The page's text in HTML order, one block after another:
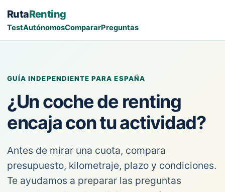
RutaRenting
TestAutónomosCompararPreguntas
GUÍA INDEPENDIENTE PARA ESPAÑA
¿Un coche de renting
encaja con tu actividad?
Antes de mirar una cuota, compara
presupuesto, kilometraje, plazo y condiciones.
Te ayudamos a preparar las preguntas